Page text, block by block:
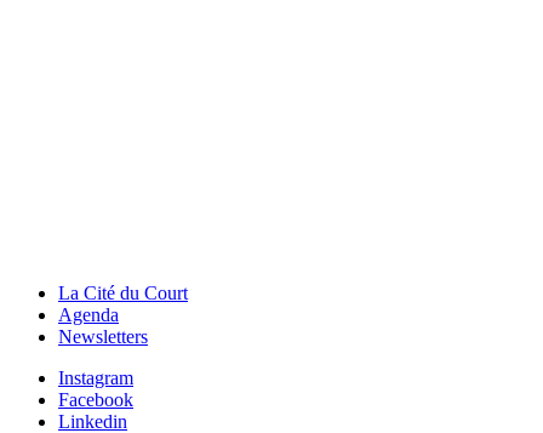
La Cité du Court
Agenda
Newsletters
Instagram
Facebook
Linkedin